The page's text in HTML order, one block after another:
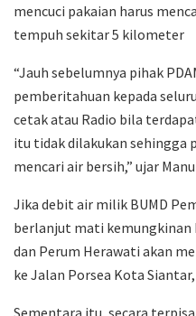
mencuci pakaian harus
tempuh sekitar 5 kilometer
“Jauh sebelumnya pihak
pemberitahuan kepada
cetak atau Radio bila
itu tidak dilakukan sehingga
mencari air bersih,” ujar
Jika debit air milik BUMD
berlanjut mati kemungkinan
dan Perum Herawati akan
ke Jalan Porsea Kota
Sementara itu, secara